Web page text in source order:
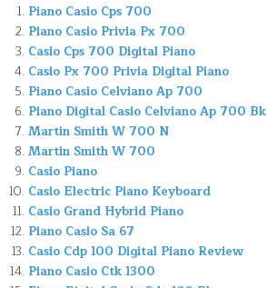
Piano Casio Cps 700
Piano Casio Privia Px 700
Casio Cps 700 Digital Piano
Casio Px 700 Privia Digital Piano
Piano Casio Celviano Ap 700
Piano Digital Casio Celviano Ap 700 Bk
Martin Smith W 700 N
Martin Smith W 700
Casio Piano
Casio Electric Piano Keyboard
Casio Grand Hybrid Piano
Piano Casio Sa 67
Casio Cdp 100 Digital Piano Review
Piano Casio Ctk 1300